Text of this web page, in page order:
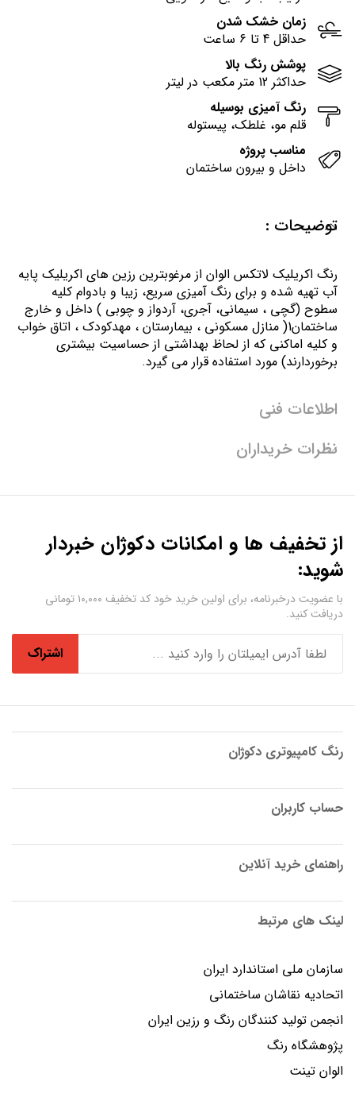
زمان خشک شدن
حداقل 4 تا 6 ساعت
پوشش رنگ بالا
حداکثر 12 متر مکعب در لیتر
رنگ آمیزی بوسیله
قلم مو، غلطک، پیستوله
مناسب پروژه
داخل و بیرون ساختمان
توضیحات :
رنگ اكريليك لاتكس الوان از مرغوبترين رزين هاي اكريليك پايه
آب تهيه شده و برای رنگ آمیزی سریع، زیبا و بادوام کلیه
سطوح (گچی ، سیمانی، آجری، آردواز و چوبی ) داخل و خارج
ساختمان1( منازل مسكوني ، بيمارستان ، مهدكودك ، اتاق خواب
و كليه اماكني كه از لحاظ بهداشتي از حساسيت بيشتري
برخوردارند) مورد استفاده قرار می گیرد.
اطلاعات فنی
نظرات خریداران
از تخفیف ها و امکانات دکوژان خبردار
شوید:
با عضویت درخبرنامه، برای اولین خرید خود کد تخفیف ۱۰,۰۰۰ تومانی
دریافت کنید.
اشتراک
رنگ کامپیوتری دکوژان
حساب کاربران
راهنمای خرید آنلاین
لینک های مرتبط
سازمان ملی استاندارد ایران
اتحادیه نقاشان ساختمانی
انجمن توليد كنندگان رنگ و رزين ايران
پژوهشگاه رنگ
الوان تینت